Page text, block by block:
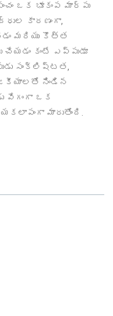
ఒక భూకంప మార్పు
కారణంగా,
మరియు కొత్త
కంటే ఎప్పుడూ
సంక్లిష్టత,
నిండిన
వేగంగా ఒక
మారుతోంది.